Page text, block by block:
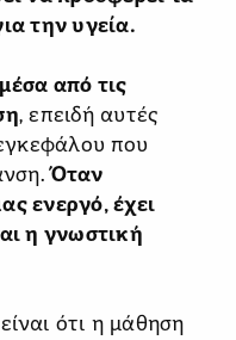
την υγεία.
από τις
, επειδή αυτές
που
Όταν
ενεργό, έχει
η γνωστική
ότι η μάθηση